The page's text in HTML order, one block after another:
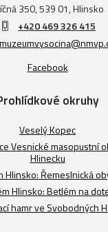
350, 539 01, Hlinsko
+420 469 326 415
Facebook
okruhy
Veselý Kopec
Vesnické masopustní
Hlinecku
Hlinsko: Řemeslnická
Hlinsko: Betlém na
hamr ve Svobodných